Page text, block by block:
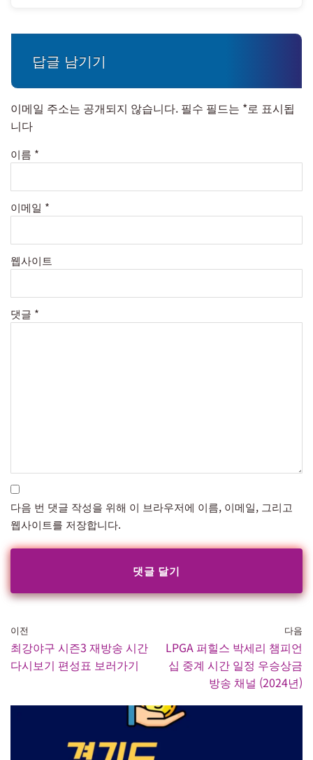
답글 남기기
이메일 주소는 공개되지 않습니다. 필수 필드는 *로 표시됩
니다
이름 *
이메일 *
웹사이트
댓글 *
다음 번 댓글 작성을 위해 이 브라우저에 이름, 이메일, 그리고
웹사이트를 저장합니다.
이전
최강야구 시즌3 재방송 시간
다시보기 편성표 보러가기
다음
LPGA 퍼힐스 박세리 챔피언
십 중계 시간 일정 우승상금
방송 채널 (2024년)